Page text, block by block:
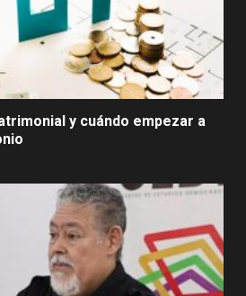
y cuándo empezar a